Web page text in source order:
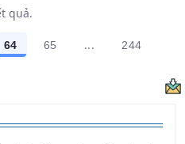
quả.
Use TAB to navigate.
trên cổng
Các trang trên cổng
64 Các trang trên cổng
65 ...Trang trung
Các
244